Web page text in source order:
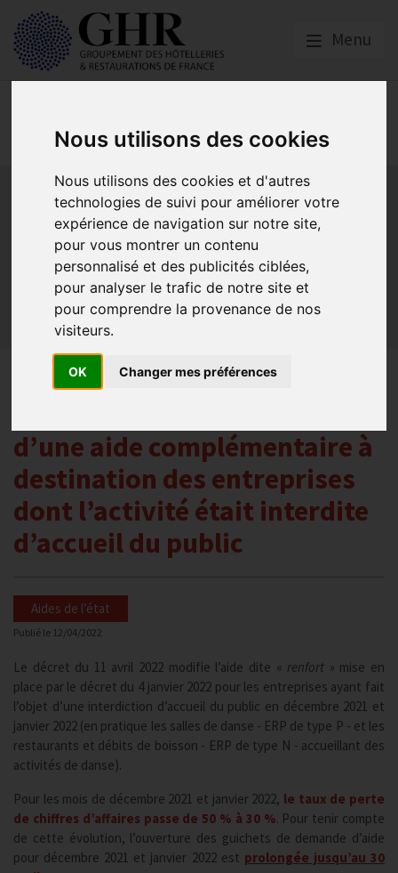
Nous utilisons des cookies
Nous utilisons des cookies et d'autres
technologies de suivi pour améliorer votre
expérience de navigation sur notre site,
pour vous montrer un contenu
personnalisé et des publicités ciblées,
pour analyser le trafic de notre site et
pour comprendre la provenance de nos
visiteurs.
OK Changer mes préférences
Menu
COVID-19
Activité partielle Social Banques
Assurances
Plan Relance Tourisme
Economie de trésorerie
Communication GNI
Sacem
Titres restaurant
Initiatives
Réglementation Fonds de Solidarité
Urssaf La reprise
Aides de l’état
Relations clients & OTA
Agirc-Arrco
Discothèques
Pass sanitaire/vaccinal
Modification de l’aide
d’une aide complémentaire à
destination des entreprises
dont l’activité était interdite
d’accueil du public
Aides de l’état
Publié le 12/04/2022
Le décret du 11 avril 2022 modifie l’aide dite « renfort » mise en
place par le décret du 4 janvier 2022 pour les entreprises ayant fait
l’objet d’une interdiction d’accueil du public en décembre 2021 et
janvier 2022 (en pratique les salles de danse - ERP de type P - et les
restaurants et débits de boisson - ERP de type N - accueillant des
activités de danse).
Pour les mois de décembre 2021 et janvier 2022, le taux de perte
de chiffres d’affaires passe de 50 % à 30 %. Pour tenir compte
de cette évolution, l’ouverture des guichets de demande d’aide
pour décembre 2021 et janvier 2022 est prolongée jusqu’au 30